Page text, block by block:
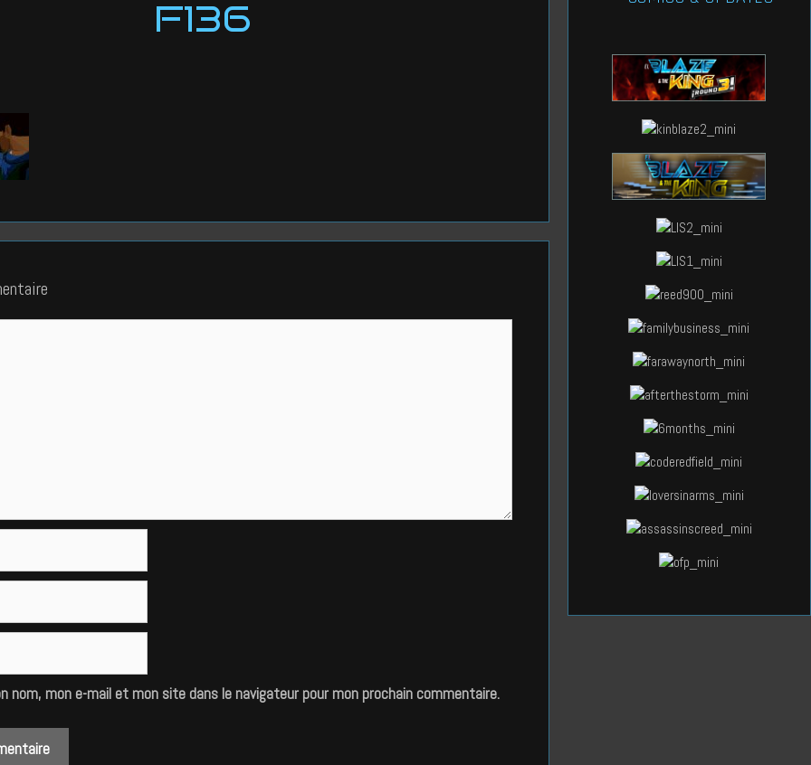
F136
nom, mon e-mail et mon site dans le navigateur pour mon prochain commentaire.